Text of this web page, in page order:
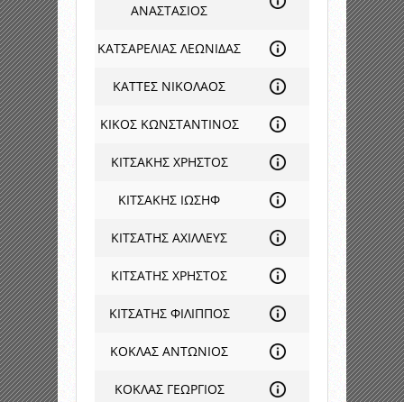
ΑΝΑΣΤΑΣΙΟΣ
ΚΑΤΣΑΡΕΛΙΑΣ ΛΕΩΝΙΔΑΣ
ΚΑΤΤΕΣ ΝΙΚΟΛΑΟΣ
ΚΙΚΟΣ ΚΩΝΣΤΑΝΤΙΝΟΣ
ΚΙΤΣΑΚΗΣ ΧΡΗΣΤΟΣ
ΚΙΤΣΑΚΗΣ ΙΩΣΗΦ
ΚΙΤΣΑΤΗΣ ΑΧΙΛΛΕΥΣ
ΚΙΤΣΑΤΗΣ ΧΡΗΣΤΟΣ
ΚΙΤΣΑΤΗΣ ΦΙΛΙΠΠΟΣ
ΚΟΚΛΑΣ ΑΝΤΩΝΙΟΣ
ΚΟΚΛΑΣ ΓΕΩΡΓΙΟΣ